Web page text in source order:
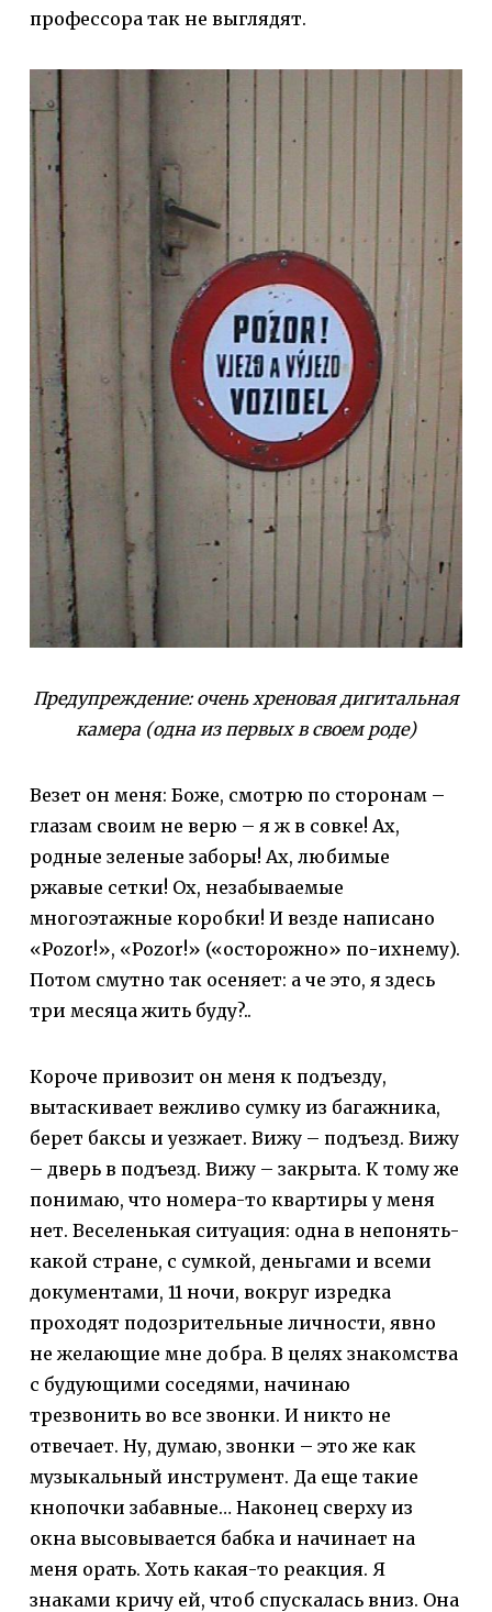
профессора так не выглядят.
Предупреждение: очень хреновая дигитальная
камера (одна из первых в своем роде)
Везет он меня: Боже, смотрю по сторонам –
глазам своим не верю – я ж в совке! Ах,
родные зеленые заборы! Ах, любимые
ржавые сетки! Ох, незабываемые
многоэтажные коробки! И везде написано
«Pozor!», «Pozor!» («осторожно» по-ихнему).
Потом смутно так осеняет: а че это, я здесь
три месяца жить буду?..
Короче привозит он меня к подъезду,
вытаскивает вежливо сумку из багажника,
берет баксы и уезжает. Вижу – подъезд. Вижу
– дверь в подъезд. Вижу – закрыта. К тому же
понимаю, что номера-то квартиры у меня
нет. Веселенькая ситуация: одна в непонять-
какой стране, с сумкой, деньгами и всеми
документами, 11 ночи, вокруг изредка
проходят подозрительные личности, явно
не желающие мне добра. В целях знакомства
с будующими соседями, начинаю
трезвонить во все звонки. И никто не
отвечает. Ну, думаю, звонки – это же как
музыкальный инструмент. Да еще такие
кнопочки забавные… Наконец сверху из
окна высовывается бабка и начинает на
меня орать. Хоть какая-то реакция. Я
знаками кричу ей, чтоб спускалась вниз. Она